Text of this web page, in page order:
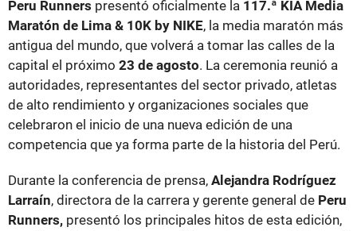
Peru Runners presentó oficialmente la 117.ª KIA Media
Maratón de Lima & 10K by NIKE, la media maratón más
antigua del mundo, que volverá a tomar las calles de la
capital el próximo 23 de agosto. La ceremonia reunió a
autoridades, representantes del sector privado, atletas
de alto rendimiento y organizaciones sociales que
celebraron el inicio de una nueva edición de una
competencia que ya forma parte de la historia del Perú.
Durante la conferencia de prensa, Alejandra Rodríguez
Larraín, directora de la carrera y gerente general de Peru
Runners, presentó los principales hitos de esta edición,